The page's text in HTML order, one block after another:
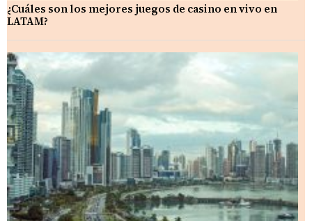
¿Cuáles son los mejores juegos de casino en vivo en
LATAM?